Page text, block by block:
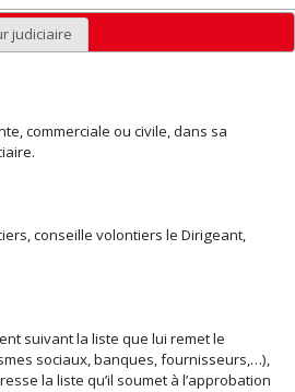
judiciaire
commerciale ou civile, dans sa
conseille volontiers le Dirigeant,
suivant la liste que lui remet le
sociaux, banques, fournisseurs,…),
la liste qu’il soumet à l’approbation